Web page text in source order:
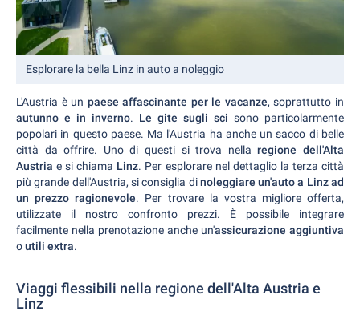
Esplorare la bella Linz in auto a noleggio
L'Austria è un paese affascinante per le vacanze, soprattutto in
autunno e in inverno. Le gite sugli sci sono particolarmente
popolari in questo paese. Ma l'Austria ha anche un sacco di belle
città da offrire. Uno di questi si trova nellaregione dell'Alta
Austria e si chiama Linz. Per esplorare nel dettaglio la terza città
più grande dell'Austria, si consiglia dinoleggiare un'auto a Linz ad
un prezzo ragionevole. Per trovare la vostra migliore offerta,
utilizzate il nostro confronto prezzi. È possibile integrare
facilmente nella prenotazione anche un'assicurazione aggiuntiva
outili extra.
Viaggi flessibili nella regione dell'Alta Austria e
Linz